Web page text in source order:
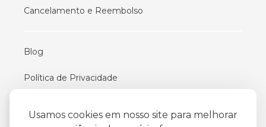
Usamos cookies em nosso site para melhorar
Cancelamento e Reembolso
Blog
Política de Privacidade